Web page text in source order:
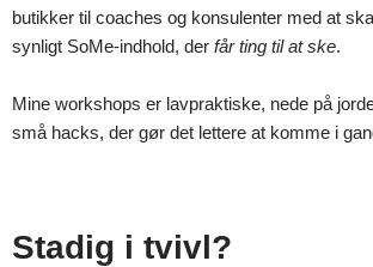
butikker til coaches og konsulenter med at
synligt SoMe-indhold, der får ting til at ske.
Mine workshops er lavpraktiske, nede på
små hacks, der gør det lettere at komme i
Stadig i tvivl?